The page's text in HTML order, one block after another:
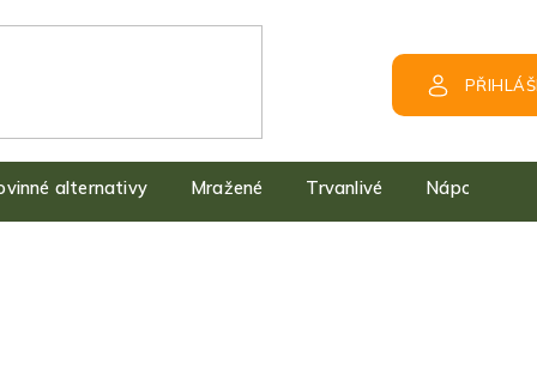
alternativy Mražené Trvanlivé Nápoje